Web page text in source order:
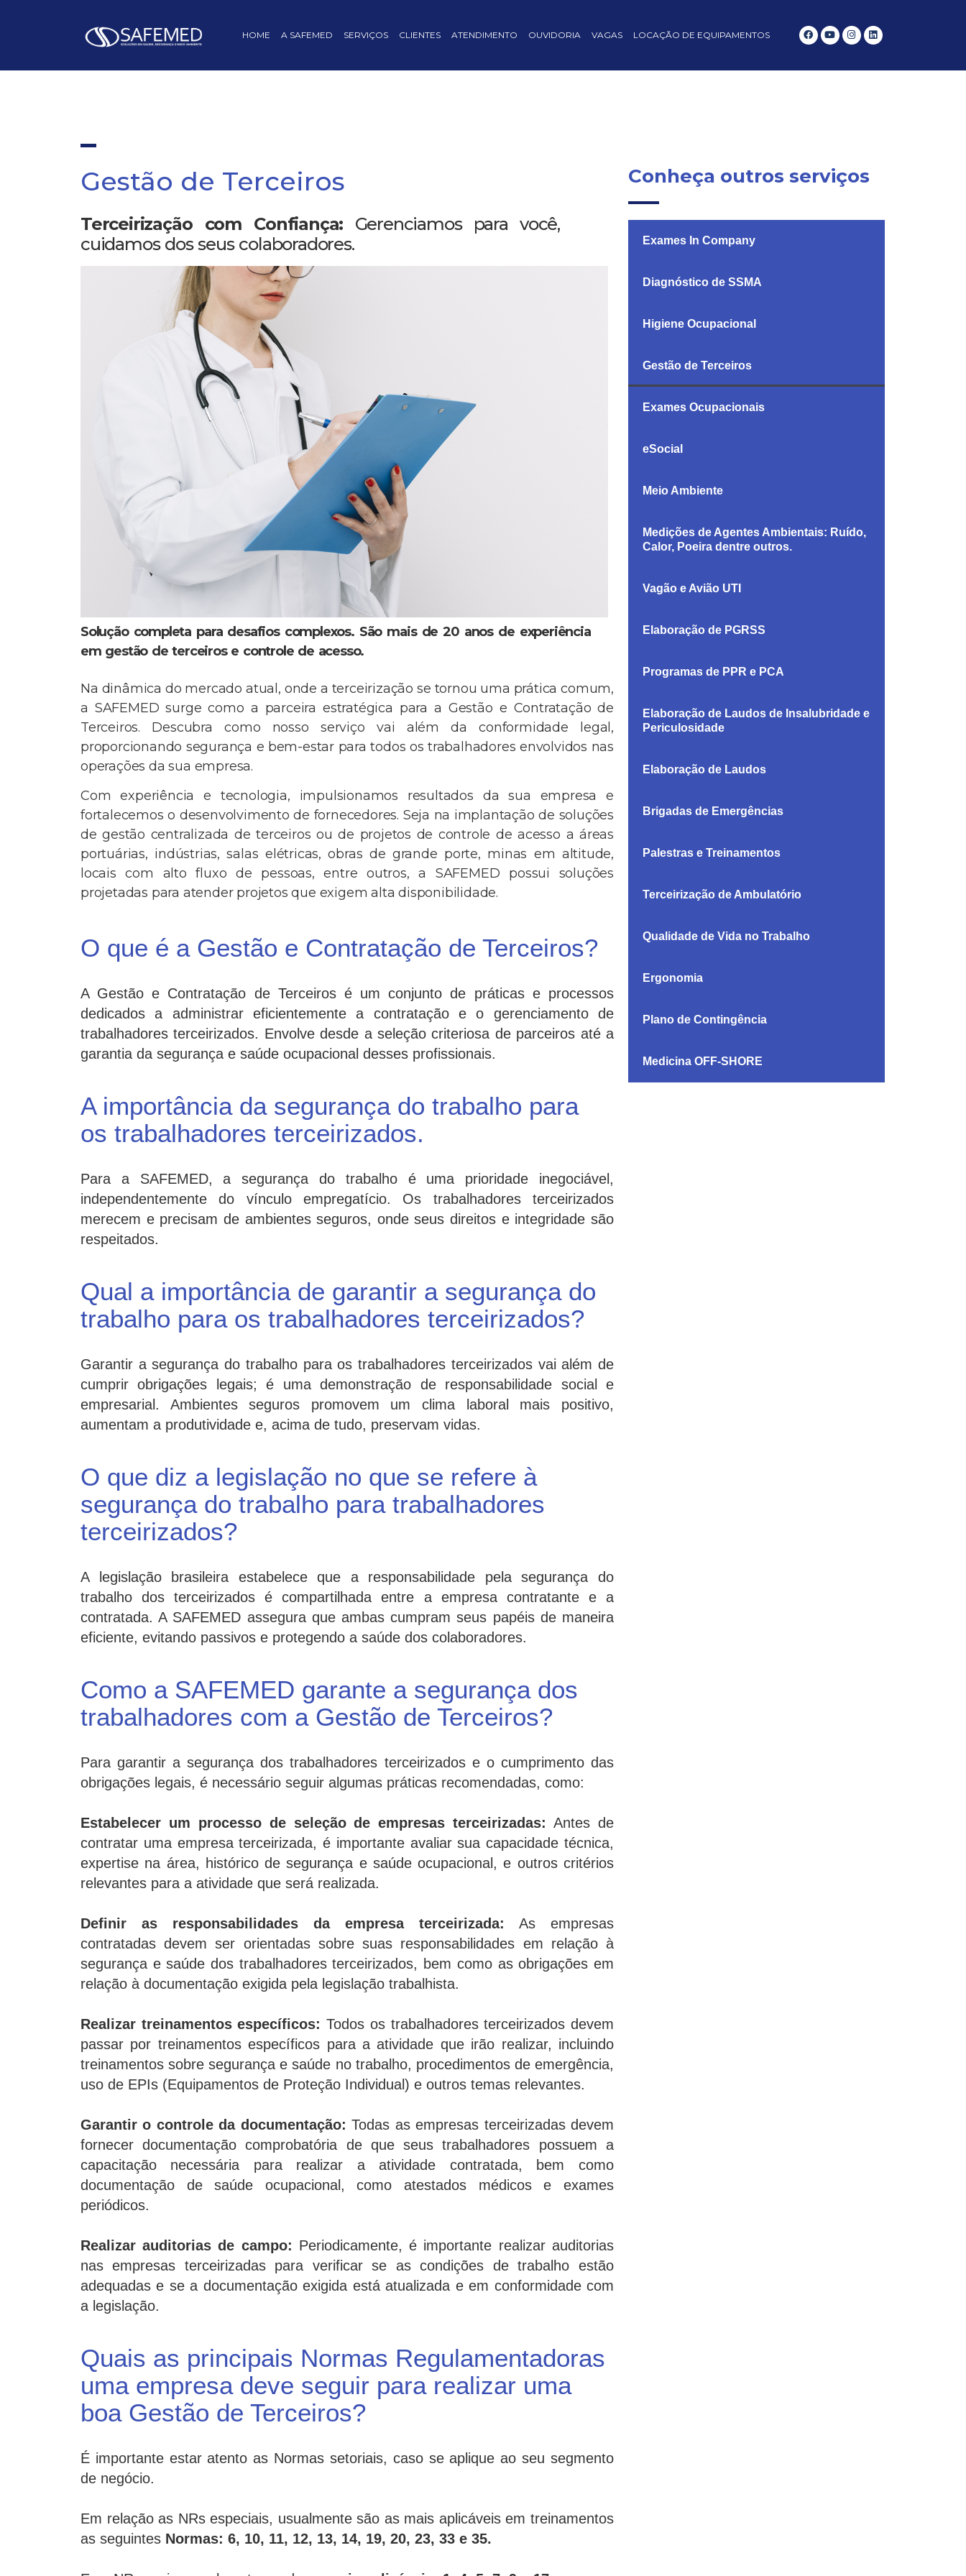
HOME A SAFEMED SERVIÇOS CLIENTES ATENDIMENTO OUVIDORIA VAGAS LOCAÇÃO DE EQUIPAMENTOS
Gestão de Terceiros
Terceirização com Confiança: Gerenciamos para você,
cuidamos dos seus colaboradores.
Solução completa para desafios complexos. São mais de 20 anos de experiência
em gestão de terceiros e controle de acesso.
Na dinâmica do mercado atual, onde a terceirização se tornou uma prática comum,
a SAFEMED surge como a parceira estratégica para a Gestão e Contratação de
Terceiros. Descubra como nosso serviço vai além da conformidade legal,
proporcionando segurança e bem-estar para todos os trabalhadores envolvidos nas
operações da sua empresa.
Com experiência e tecnologia, impulsionamos resultados da sua empresa e
fortalecemos o desenvolvimento de fornecedores. Seja na implantação de soluções
de gestão centralizada de terceiros ou de projetos de controle de acesso a áreas
portuárias, indústrias, salas elétricas, obras de grande porte, minas em altitude,
locais com alto fluxo de pessoas, entre outros, a SAFEMED possui soluções
projetadas para atender projetos que exigem alta disponibilidade.
O que é a Gestão e Contratação de Terceiros?
A Gestão e Contratação de Terceiros é um conjunto de práticas e processos
dedicados a administrar eficientemente a contratação e o gerenciamento de
trabalhadores terceirizados. Envolve desde a seleção criteriosa de parceiros até a
garantia da segurança e saúde ocupacional desses profissionais.
A importância da segurança do trabalho para
os trabalhadores terceirizados.
Para a SAFEMED, a segurança do trabalho é uma prioridade inegociável,
independentemente do vínculo empregatício. Os trabalhadores terceirizados
merecem e precisam de ambientes seguros, onde seus direitos e integridade são
respeitados.
Qual a importância de garantir a segurança do
trabalho para os trabalhadores terceirizados?
Garantir a segurança do trabalho para os trabalhadores terceirizados vai além de
cumprir obrigações legais; é uma demonstração de responsabilidade social e
empresarial. Ambientes seguros promovem um clima laboral mais positivo,
aumentam a produtividade e, acima de tudo, preservam vidas.
O que diz a legislação no que se refere à
segurança do trabalho para trabalhadores
terceirizados?
A legislação brasileira estabelece que a responsabilidade pela segurança do
trabalho dos terceirizados é compartilhada entre a empresa contratante e a
contratada. A SAFEMED assegura que ambas cumpram seus papéis de maneira
eficiente, evitando passivos e protegendo a saúde dos colaboradores.
Como a SAFEMED garante a segurança dos
trabalhadores com a Gestão de Terceiros?
Para garantir a segurança dos trabalhadores terceirizados e o cumprimento das
obrigações legais, é necessário seguir algumas práticas recomendadas, como:
Estabelecer um processo de seleção de empresas terceirizadas: Antes de
contratar uma empresa terceirizada, é importante avaliar sua capacidade técnica,
expertise na área, histórico de segurança e saúde ocupacional, e outros critérios
relevantes para a atividade que será realizada.
Definir as responsabilidades da empresa terceirizada: As empresas
contratadas devem ser orientadas sobre suas responsabilidades em relação à
segurança e saúde dos trabalhadores terceirizados, bem como as obrigações em
relação à documentação exigida pela legislação trabalhista.
Realizar treinamentos específicos: Todos os trabalhadores terceirizados devem
passar por treinamentos específicos para a atividade que irão realizar, incluindo
treinamentos sobre segurança e saúde no trabalho, procedimentos de emergência,
uso de EPIs (Equipamentos de Proteção Individual) e outros temas relevantes.
Garantir o controle da documentação: Todas as empresas terceirizadas devem
fornecer documentação comprobatória de que seus trabalhadores possuem a
capacitação necessária para realizar a atividade contratada, bem como
documentação de saúde ocupacional, como atestados médicos e exames
periódicos.
Realizar auditorias de campo: Periodicamente, é importante realizar auditorias
nas empresas terceirizadas para verificar se as condições de trabalho estão
adequadas e se a documentação exigida está atualizada e em conformidade com
a legislação.
Quais as principais Normas Regulamentadoras
uma empresa deve seguir para realizar uma
boa Gestão de Terceiros?
É importante estar atento as Normas setoriais, caso se aplique ao seu segmento
de negócio.
Em relação as NRs especiais, usualmente são as mais aplicáveis em treinamentos
as seguintes Normas: 6, 10, 11, 12, 13, 14, 19, 20, 23, 33 e 35.
Conheça outros serviços
Exames In Company
Diagnóstico de SSMA
Higiene Ocupacional
Gestão de Terceiros
Exames Ocupacionais
eSocial
Meio Ambiente
Medições de Agentes Ambientais: Ruído,
Calor, Poeira dentre outros.
Vagão e Avião UTI
Elaboração de PGRSS
Programas de PPR e PCA
Elaboração de Laudos de Insalubridade e
Periculosidade
Elaboração de Laudos
Brigadas de Emergências
Palestras e Treinamentos
Terceirização de Ambulatório
Qualidade de Vida no Trabalho
Ergonomia
Plano de Contingência
Medicina OFF-SHORE